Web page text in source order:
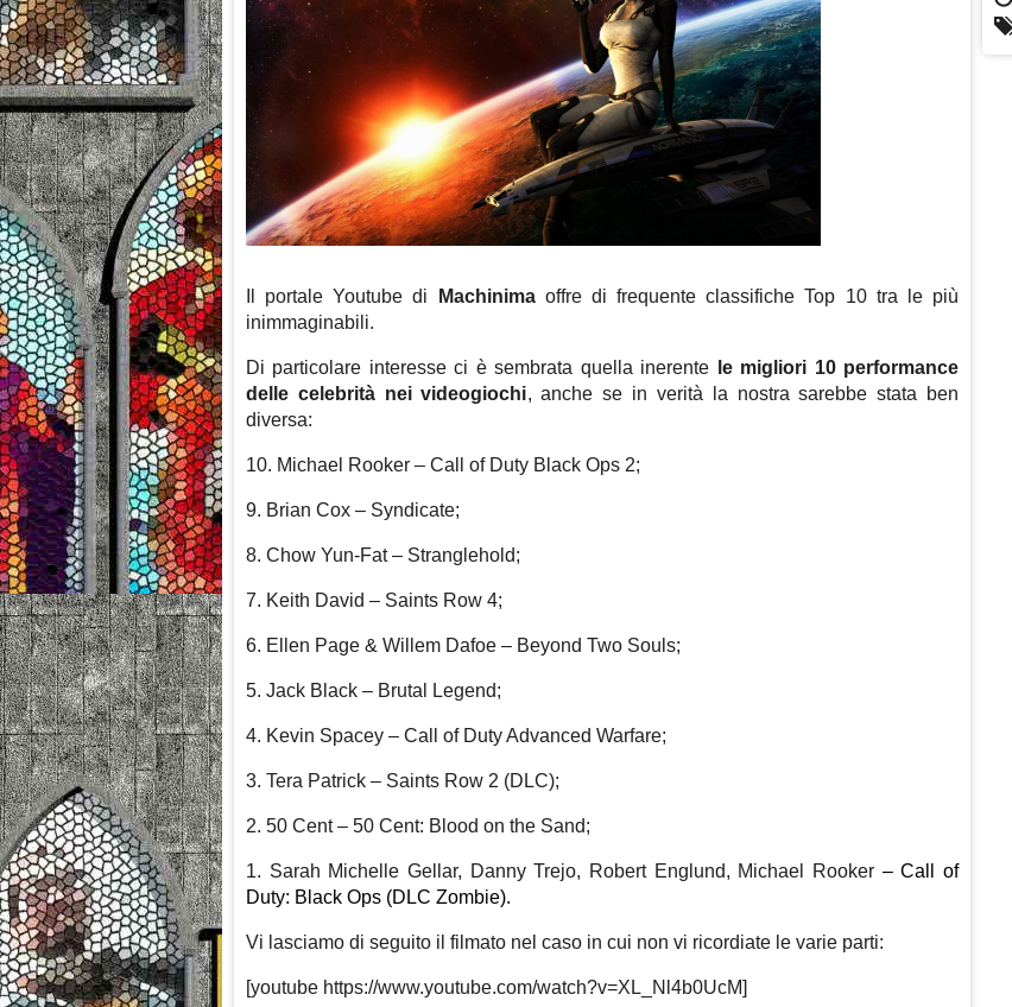
Il portale Youtube di Machinimaoffre di frequente classifiche Top 10 tra le più
inimmaginabili.
Di particolare interesse ci è sembrata quella inerente
le migliori 10 performance
delle celebrità nei videogiochi, anche se in verità la nostra sarebbe stata ben
diversa:
10. Michael Rooker – Call of Duty Black Ops 2;
9. Brian Cox – Syndicate;
8. Chow Yun-Fat – Stranglehold;
7. Keith David – Saints Row 4;
6. Ellen Page & Willem Dafoe – Beyond Two Souls;
5. Jack Black – Brutal Legend;
4. Kevin Spacey – Call of Duty Advanced Warfare;
3. Tera Patrick – Saints Row 2 (DLC);
2. 50 Cent – 50 Cent: Blood on the Sand;
1. Sarah Michelle Gellar, Danny Trejo, Robert Englund, Michael Rooker – Call of
Duty: Black Ops (DLC Zombie).
Vi lasciamo di seguito il filmato nel caso in cui non vi ricordiate le varie parti:
[youtube https://www.youtube.com/watch?v=XL_Nl4b0UcM]